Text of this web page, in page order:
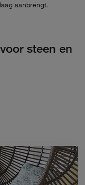
aanbrengt.
steen en